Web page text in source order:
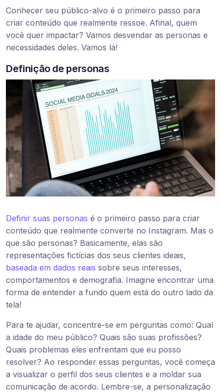
Conhecer seu público-alvo é o primeiro passo para
criar conteúdo que realmente ressoe. Afinal, quem
você quer impactar? Vamos desvendar as personas e
necessidades deles. Vamos lá!
Definição de personas
Definir suas personas é o primeiro passo para criar
conteúdo que realmente converte no Instagram. Mas o
que são personas? Basicamente, elas são
representações fictícias dos seus clientes ideais,
baseada em dados reais sobre seus interesses,
comportamentos e demografia. Imagine encontrar uma
forma de entender a fundo quem está do outro lado da
tela!
Para te ajudar, concentre-se em perguntas como: Qual
a idade do meu público? Quais são suas profissões?
Quais problemas eles enfrentam que eu posso
resolver? Ao responder essas perguntas, você começa
a visualizar o perfil dos seus clientes e a moldar sua
comunicação de acordo. Lembre-se, a personalização